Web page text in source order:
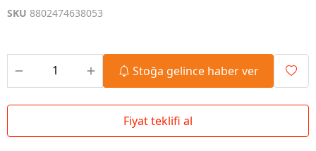
SKU 8802474638053
Stoğa gelince haber ver
Fiyat teklifi al